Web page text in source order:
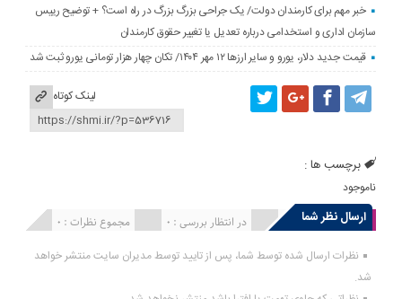
خبر مهم برای کارمندان دولت/ یک جراحی بزرگ بزرگ در راه است؟ + توضیح رییس
سازمان اداری و استخدامی درباره تعدیل یا تغییر حقوق کارمندان
قیمت جدید دلار، یورو و سایر ارزها ۱۲ مهر ۱۴۰۴/ تکان چهار هزار تومانی یورو ثبت شد
لینک کوتاه
برچسب ها :
ناموجود
ارسال نظر شما مجموع نظرات : 0 در انتظار بررسی : 0 انتشار یافته : 0
نظرات ارسال شده توسط شما، پس از تایید توسط مدیران سایت منتشر خواهد
شد.